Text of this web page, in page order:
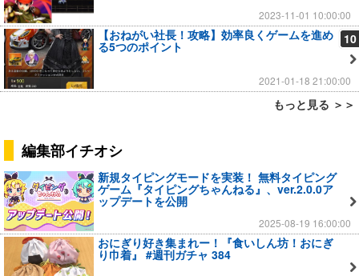
2023-11-01 10:00:00
10
【おねがい社長！攻略】効率良くゲームを進め
る5つのポイント
2021-01-18 21:00:00
もっと見る ＞＞
編集部イチオシ
新規タイピングモードを実装！ 無料タイピング
ゲーム『タイピングちゃんねる』、ver.2.0.0ア
ップデートを公開
2025-08-19 16:00:00
おにぎり好き集まれー！『食いしん坊！おにぎ
り巾着』 #週刊ガチャ 384